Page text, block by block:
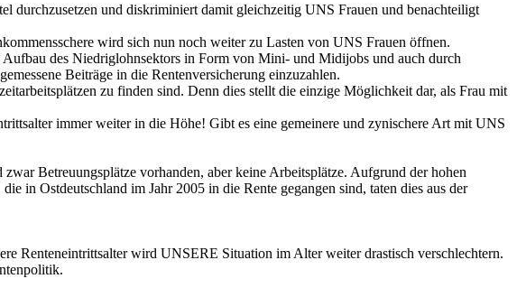
durchzusetzen und diskriminiert damit gleichzeitig UNS Frauen und benachteiligt
wird sich nun noch weiter zu Lasten von UNS Frauen öffnen.
des Niedriglohnsektors in Form von Mini- und Midijobs und auch durch
Beiträge in die Rentenversicherung einzuzahlen.
zu finden sind. Denn dies stellt die einzige Möglichkeit dar, als Frau mit
immer weiter in die Höhe! Gibt es eine gemeinere und zynischere Art mit UNS
Betreuungsplätze vorhanden, aber keine Arbeitsplätze. Aufgrund der hohen
in Ostdeutschland im Jahr 2005 in die Rente gegangen sind, taten dies aus der
Renteneintrittsalter wird UNSERE Situation im Alter weiter drastisch verschlechtern.